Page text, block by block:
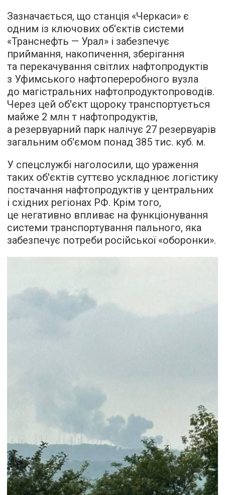
Зазначається, що станція «Черкаси» є
одним із ключових об'єктів системи
«Транснефть — Урал» і забезпечує
приймання, накопичення, зберігання
та перекачування світлих нафтопродуктів
з Уфимського нафтопереробного вузла
до магістральних нафтопродуктопроводів.
Через цей об'єкт щороку транспортується
майже 2 млн т нафтопродуктів,
а резервуарний парк налічує 27 резервуарів
загальним об'ємом понад 385 тис. куб. м.
У спецслужбі наголосили, що ураження
таких об'єктів суттєво ускладнює логістику
постачання нафтопродуктів у центральних
і східних регіонах РФ. Крім того,
це негативно впливає на функціонування
системи транспортування пального, яка
забезпечує потреби російської «оборонки».